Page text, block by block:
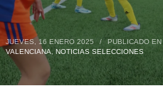
JUEVES, 16 ENERO 2025 / PUBLICADO EN
VALENCIANA, NOTICIAS SELECCIONES